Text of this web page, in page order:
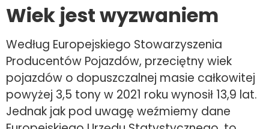
Wiek jest wyzwaniem
Według Europejskiego Stowarzyszenia
Producentów Pojazdów, przeciętny wiek
pojazdów o dopuszczalnej masie całkowitej
powyżej 3,5 tony w 2021 roku wynosił 13,9 lat.
Jednak jak pod uwagę weźmiemy dane